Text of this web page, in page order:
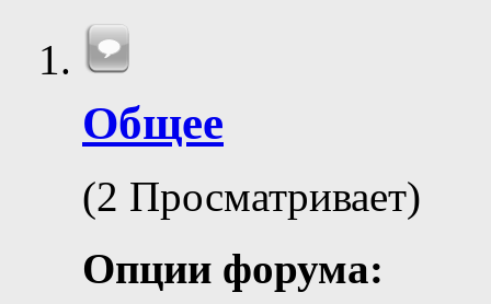
Общее
(2 Просматривает)
Опции форума: